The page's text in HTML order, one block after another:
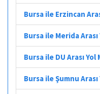
Bursa ile Erzincan
Bursa ile Merida
Bursa ile DU Arası
Bursa ile Şumnu